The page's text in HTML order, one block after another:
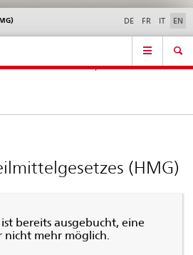
Contact | Support &
Help
DE FR IT EN
(HMG)
bereits ausgebucht, eine
mehr möglich.